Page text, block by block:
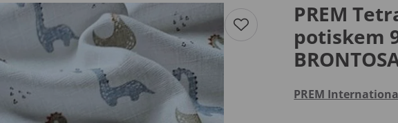
PREM
potiskem
PREM